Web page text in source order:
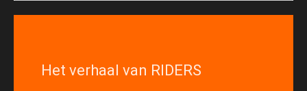
Het verhaal van RIDERS